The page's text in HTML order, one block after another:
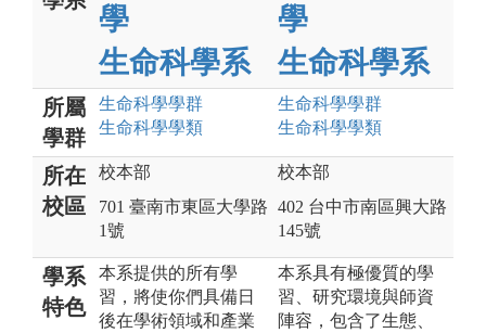
學
生命科學系
學
生命科學系
所屬
學群
生命科學學群
生命科學學類
生命科學學群
生命科學學類
所在
校區
校本部
701 臺南市東區大學路
1號
校本部
402 台中市南區興大路
145號
學系
特色
本系提供的所有學
習，將使你們具備日
後在學術領域和產業
本系具有極優質的學
習、研究環境與師資
陣容，包含了生態、